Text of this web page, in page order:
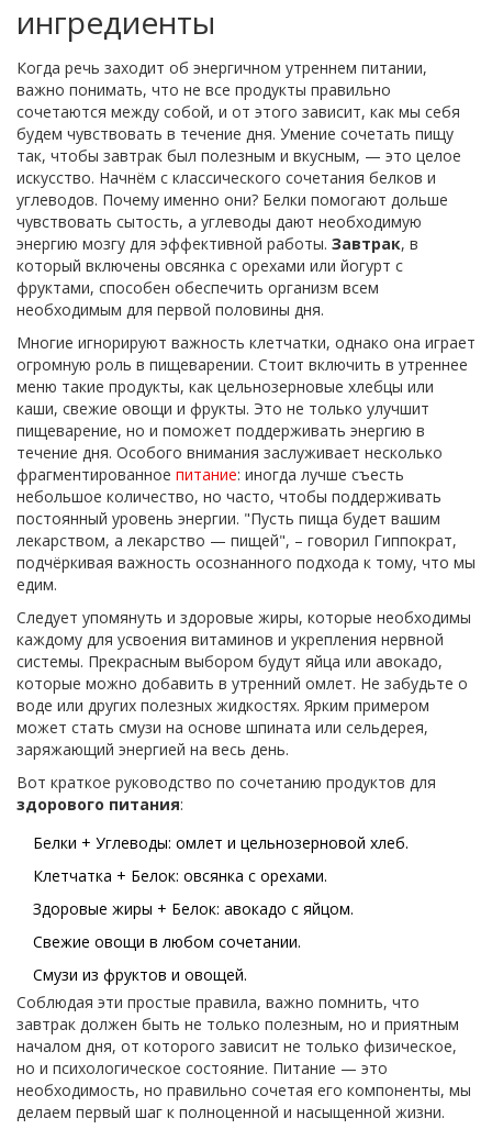
ингредиенты
Когда речь заходит об энергичном утреннем питании,
важно понимать, что не все продукты правильно
сочетаются между собой, и от этого зависит, как мы себя
будем чувствовать в течение дня. Умение сочетать пищу
так, чтобы завтрак был полезным и вкусным, — это целое
искусство. Начнём с классического сочетания белков и
углеводов. Почему именно они? Белки помогают дольше
чувствовать сытость, а углеводы дают необходимую
энергию мозгу для эффективной работы. Завтрак, в
который включены овсянка с орехами или йогурт с
фруктами, способен обеспечить организм всем
необходимым для первой половины дня.
Многие игнорируют важность клетчатки, однако она играет
огромную роль в пищеварении. Стоит включить в утреннее
меню такие продукты, как цельнозерновые хлебцы или
каши, свежие овощи и фрукты. Это не только улучшит
пищеварение, но и поможет поддерживать энергию в
течение дня. Особого внимания заслуживает несколько
фрагментированное питание: иногда лучше съесть
небольшое количество, но часто, чтобы поддерживать
постоянный уровень энергии. "Пусть пища будет вашим
лекарством, а лекарство — пищей", – говорил Гиппократ,
подчёркивая важность осознанного подхода к тому, что мы
едим.
Следует упомянуть и здоровые жиры, которые необходимы
каждому для усвоения витаминов и укрепления нервной
системы. Прекрасным выбором будут яйца или авокадо,
которые можно добавить в утренний омлет. Не забудьте о
воде или других полезных жидкостях. Ярким примером
может стать смузи на основе шпината или сельдерея,
заряжающий энергией на весь день.
Вот краткое руководство по сочетанию продуктов для
здорового питания:
Белки + Углеводы: омлет и цельнозерновой хлеб.
Клетчатка + Белок: овсянка с орехами.
Здоровые жиры + Белок: авокадо с яйцом.
Свежие овощи в любом сочетании.
Смузи из фруктов и овощей.
Соблюдая эти простые правила, важно помнить, что
завтрак должен быть не только полезным, но и приятным
началом дня, от которого зависит не только физическое,
но и психологическое состояние. Питание — это
необходимость, но правильно сочетая его компоненты, мы
делаем первый шаг к полноценной и насыщенной жизни.